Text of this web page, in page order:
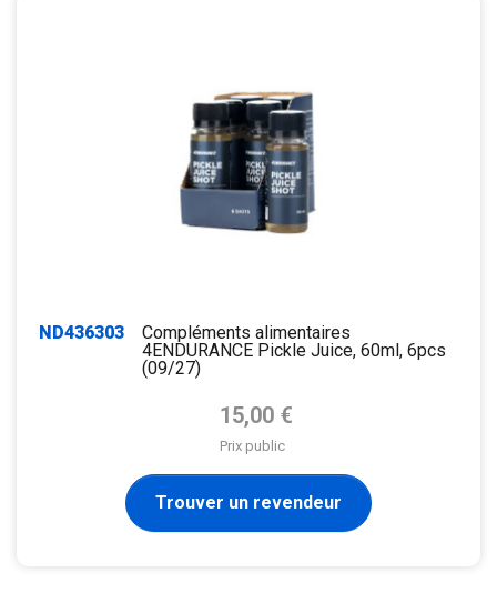
ND436303
Compléments alimentaires
4ENDURANCE Pickle Juice, 60ml, 6pcs
(09/27)
Prix de base
15,00 €
Prix public
Trouver un revendeur